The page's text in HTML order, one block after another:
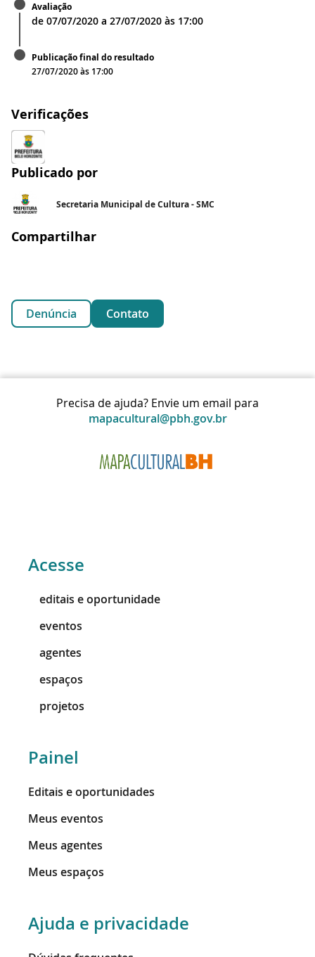
Avaliação
de07/07/2020 a27/07/2020 às 17:00
Publicação final do resultado
27/07/2020 às 17:00
Verificações
Publicado por
Secretaria Municipal de Cultura - SMC
Compartilhar
Denúncia Contato
Precisa de ajuda? Envie um email para
mapacultural@pbh.gov.br
Acesse
editais e oportunidade
eventos
agentes
espaços
projetos
Painel
Editais e oportunidades
Meus eventos
Meus agentes
Meus espaços
Ajuda e privacidade